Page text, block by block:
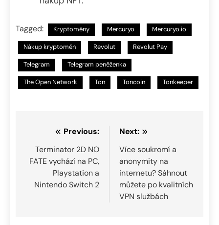
Tagged: Kryptoměny Mercuryo Mercuryo.io
Nákup kryptoměn Revolut Revolut Pay
Telegram Telegram peněženka
The Open Network Ton Toncoin Tonkeeper
Navigace
pro
příspěvek
Previous:
Terminator 2D NO
FATE vychází na PC,
Playstation a
Nintendo Switch 2
Next:
Více soukromí a
anonymity na
internetu? Sáhnout
můžete po kvalitních
VPN službách